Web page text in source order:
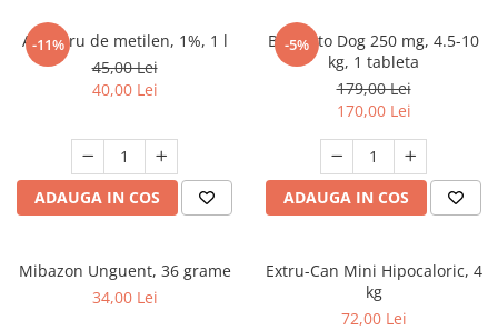
IGIENA OCHI SI URECHI
SAMPOANE
AFECTIUNI AURICULARE
AFECTIUNI DERMATOLOGICE
AFECTIUNI DIGESTIVE
AFECTIUNI OCULARE
AFECTIUNI URINARE
ASTERNUT SI LITIERE
IGIENA OCHI SI URECHI
SAMPOANE
RECOMPENSE
SUPLIMENTE
AFECTIUNI AURICULARE
AFECTIUNI DERMATOLOGICE
AFECTIUNI HEPATICE
AFECTIUNI OCULARE
-11%
Albastru de metilen, 1%, 1 l
45,00 Lei
40,00 Lei
ADAUGA IN COS
-5%
Bravecto Dog 250 mg, 4.5-10
kg, 1 tableta
179,00 Lei
170,00 Lei
ADAUGA IN COS
Mibazon Unguent, 36 grame
34,00 Lei
Extru-Can Mini Hipocaloric, 4
kg
72,00 Lei